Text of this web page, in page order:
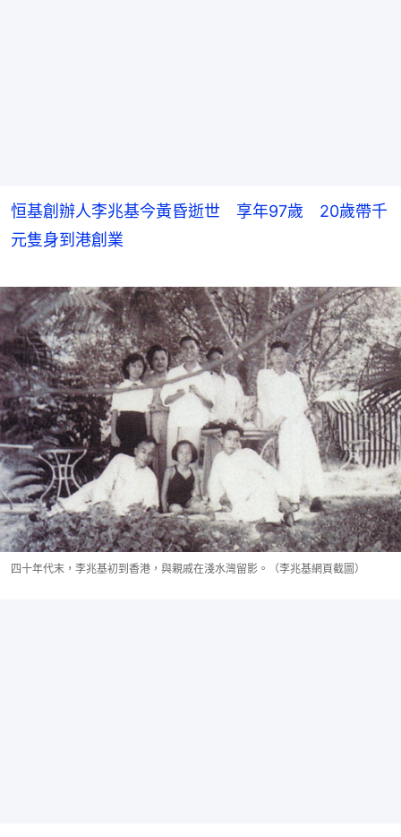
恒基創辦人李兆基今黃昏逝世 享年97歲 20歲帶千
元隻身到港創業
四十年代末，李兆基初到香港，與親戚在淺水灣留影。（李兆基網頁截圖）